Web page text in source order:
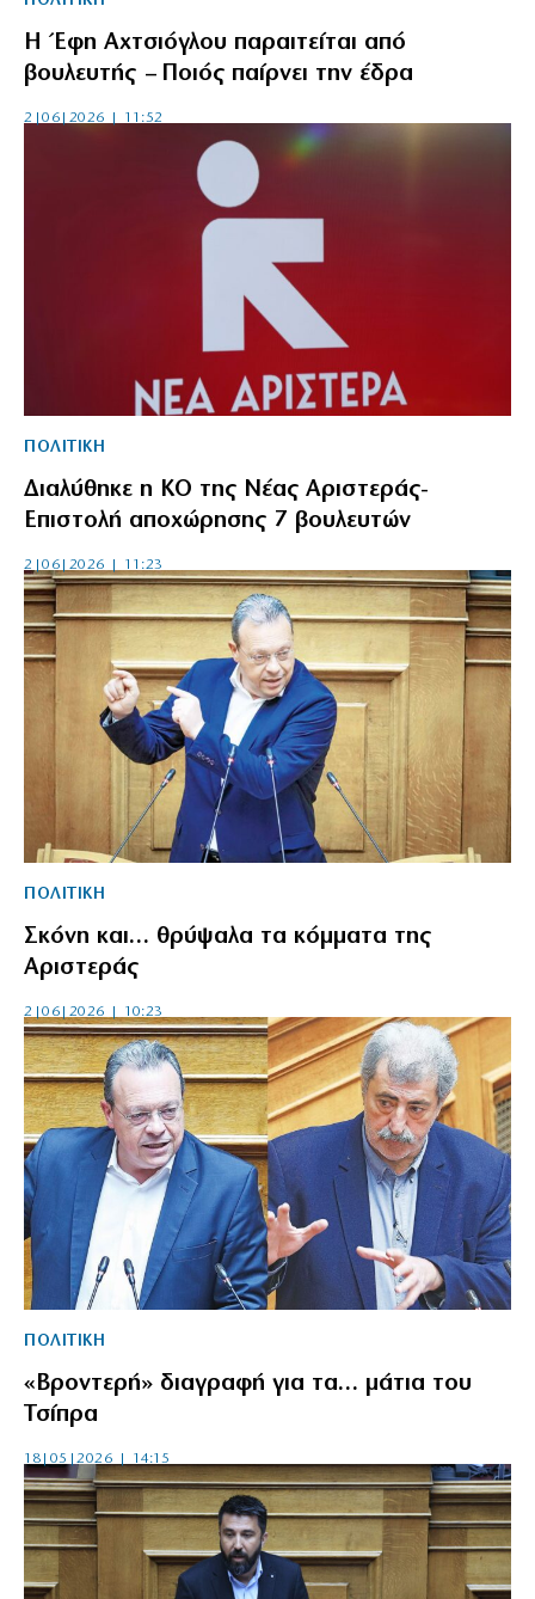
Η Έφη Αχτσιόγλου παραιτείται από
βουλευτής – Ποιός παίρνει την έδρα
2|06|2026 | 11:52
ΠΟΛΙΤΙΚΗ
Διαλύθηκε η ΚΟ της Νέας Αριστεράς-
Επιστολή αποχώρησης 7 βουλευτών
2|06|2026 | 11:23
ΠΟΛΙΤΙΚΗ
Σκόνη και… θρύψαλα τα κόμματα της
Αριστεράς
2|06|2026 | 10:23
ΠΟΛΙΤΙΚΗ
«Βροντερή» διαγραφή για τα… μάτια του
Τσίπρα
18|05|2026 | 14:15